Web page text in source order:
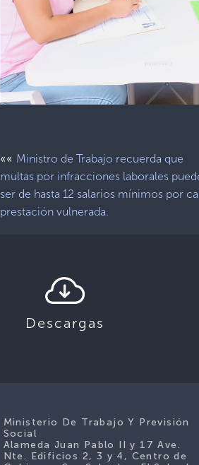
«« Ministro de Trabajo recuerda que
multas por infracciones laborales
ser de hasta 12 salarios mínimos por
prestación vulnerada.
Descargas
Ministerio De Trabajo Y Previsión
Social
Alameda Juan Pablo II y 17 Ave.
Nte. Edificios 2, 3 y 4, Centro de